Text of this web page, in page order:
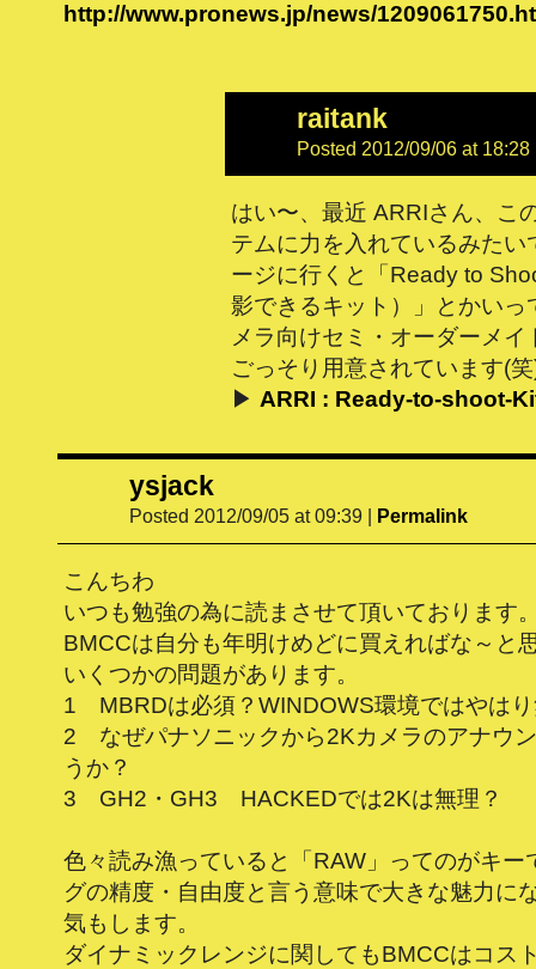
http://www.pronews.jp/news/
raitank
Posted 2012/09/06 at 18:28
はい〜、最近 ARRIさん、こ
テムに力を入れているみたい
ージに行くと「Ready to
影できるキット）」とかいっ
メラ向けセミ・オーダーメイ
ごっそり用意されています(
▶ ARRI : Ready-to-shoot-
ysjack
Posted 2012/09/05 at 09:39 | Permalink
こんちわ
いつも勉強の為に読まさせて頂いております
BMCCは自分も年明けめどに買えればな～と
いくつかの問題があります。
1 MBRDは必須？WINDOWS環境ではやは
2 なぜパナソニックから2Kカメラのアナウ
うか？
3 GH2・GH3 HACKEDでは2Kは無理？
色々読み漁っていると「RAW」ってのがキー
グの精度・自由度と言う意味で大きな魅力に
気もします。
ダイナミックレンジに関してもBMCCはコス